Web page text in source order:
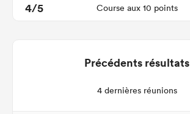
4/5
Course aux 10 points
Précédents résultats
4 dernières réunions